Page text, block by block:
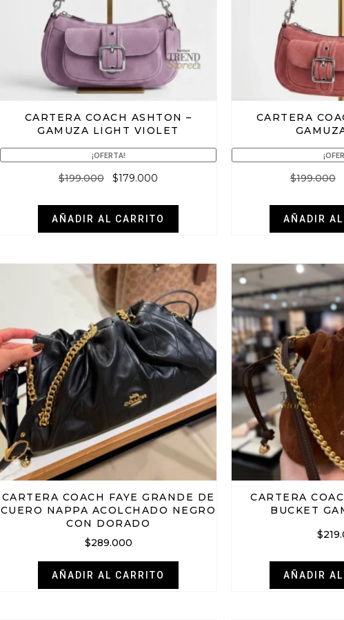
CARTERA COACH ASHTON –
GAMUZA LIGHT VIOLET
¡OFERTA!
$199.000 $179.000
AÑADIR AL CARRITO
CARTERA
$199.000
AÑADIR
CARTERA COACH FAYE GRANDE DE
CUERO NAPPA ACOLCHADO NEGRO
CON DORADO
$289.000
AÑADIR AL CARRITO
CARTERA
BUCKET
$
AÑADIR